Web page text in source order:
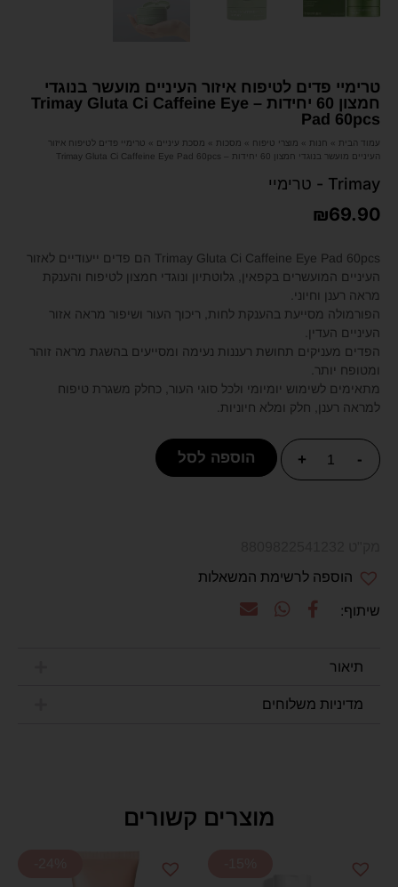
טרימיי פדים לטיפוח איזור העיניים מועשר בנוגדי
חמצון 60 יחידות – Trimay Gluta Ci Caffeine Eye
Pad 60pcs
עמוד הבית » חנות » מוצרי טיפוח » מסכות » מסכת עיניים » טרימיי פדים לטיפוח איזור
העיניים מועשר בנוגדי חמצון 60 יחידות – Trimay Gluta Ci Caffeine Eye Pad 60pcs
Trimay - טרימיי
₪69.90
Trimay Gluta Ci Caffeine Eye Pad 60pcs הם פדים ייעודיים לאזור
העיניים המועשרים בקפאין, גלוטתיון ונוגדי חמצון לטיפוח והענקת
מראה רענן וחיוני.
הפורמולה מסייעת בהענקת לחות, ריכוך העור ושיפור מראה אזור
העיניים העדין.
הפדים מעניקים תחושת רעננות נעימה ומסייעים בהשגת מראה זוהר
ומטופח יותר.
מתאימים לשימוש יומיומי ולכל סוגי העור, כחלק משגרת טיפוח
למראה רענן, חלק ומלא חיוניות.
-
+ הוספה לסל
הוספה לרשימת המשאלות
תיאור
מדיניות משלוחים
מוצרים קשורים